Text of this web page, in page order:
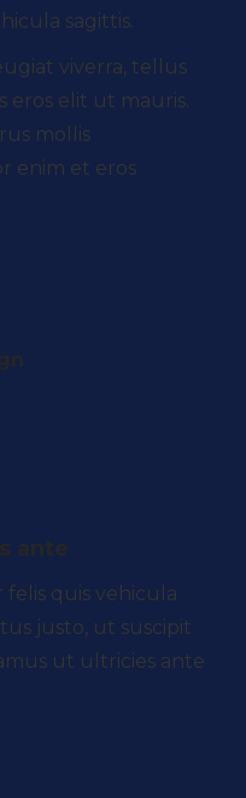
sagittis.
viverra, tellus
eros elit ut mauris.
mollis
enim et eros
ante
felis quis vehicula
justo, ut suscipit
ut ultricies ante